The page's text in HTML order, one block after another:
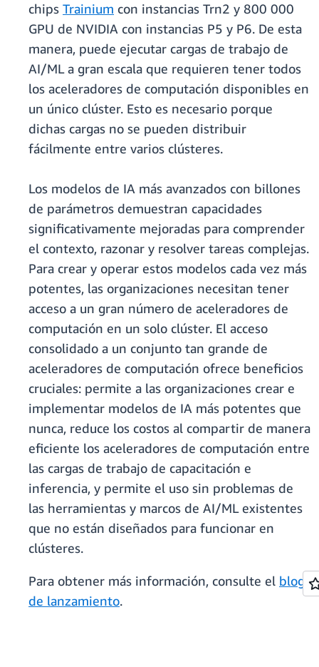
chips Trainium con instancias Trn2 y 800 000
GPU de NVIDIA con instancias P5 y P6. De esta
manera, puede ejecutar cargas de trabajo de
AI/ML a gran escala que requieren tener todos
los aceleradores de computación disponibles en
un único clúster. Esto es necesario porque
dichas cargas no se pueden distribuir
fácilmente entre varios clústeres.
Los modelos de IA más avanzados con billones
de parámetros demuestran capacidades
significativamente mejoradas para comprender
el contexto, razonar y resolver tareas complejas.
Para crear y operar estos modelos cada vez más
potentes, las organizaciones necesitan tener
acceso a un gran número de aceleradores de
computación en un solo clúster. El acceso
consolidado a un conjunto tan grande de
aceleradores de computación ofrece beneficios
cruciales: permite a las organizaciones crear e
implementar modelos de IA más potentes que
nunca, reduce los costos al compartir de manera
eficiente los aceleradores de computación entre
las cargas de trabajo de capacitación e
inferencia, y permite el uso sin problemas de
las herramientas y marcos de AI/ML existentes
que no están diseñados para funcionar en
clústeres.
Para obtener más información, consulte el blog
de lanzamiento.